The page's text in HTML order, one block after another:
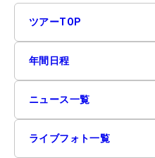
ツアーTOP
年間日程
ニュース一覧
ライブフォト一覧